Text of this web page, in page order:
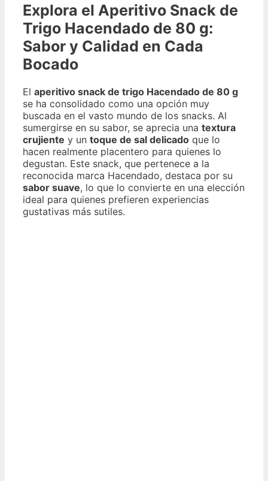
Explora el Aperitivo Snack de
Trigo Hacendado de 80 g:
Sabor y Calidad en Cada
Bocado
El aperitivo snack de trigo Hacendado de 80 g
se ha consolidado como una opción muy
buscada en el vasto mundo de los snacks. Al
sumergirse en su sabor, se aprecia una textura
crujiente y un toque de sal delicado que lo
hacen realmente placentero para quienes lo
degustan. Este snack, que pertenece a la
reconocida marca Hacendado, destaca por su
sabor suave, lo que lo convierte en una elección
ideal para quienes prefieren experiencias
gustativas más sutiles.